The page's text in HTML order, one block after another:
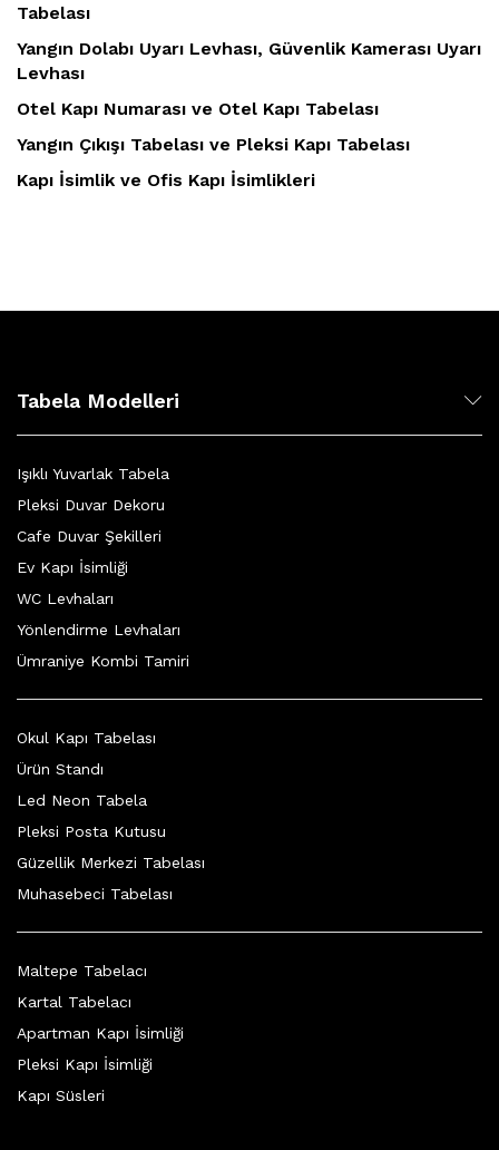
Tabelası
Yangın Dolabı Uyarı Levhası, Güvenlik Kamerası Uyarı
Levhası
Otel Kapı Numarası ve Otel Kapı Tabelası
Yangın Çıkışı Tabelası ve Pleksi Kapı Tabelası
Kapı İsimlik ve Ofis Kapı İsimlikleri
Tabela Modelleri
Işıklı Yuvarlak Tabela
Pleksi Duvar Dekoru
Cafe Duvar Şekilleri
Ev Kapı İsimliği
WC Levhaları
Yönlendirme Levhaları
Ümraniye Kombi Tamiri
Okul Kapı Tabelası
Ürün Standı
Led Neon Tabela
Pleksi Posta Kutusu
Güzellik Merkezi Tabelası
Muhasebeci Tabelası
Maltepe Tabelacı
Kartal Tabelacı
Apartman Kapı İsimliği
Pleksi Kapı İsimliği
Kapı Süsleri